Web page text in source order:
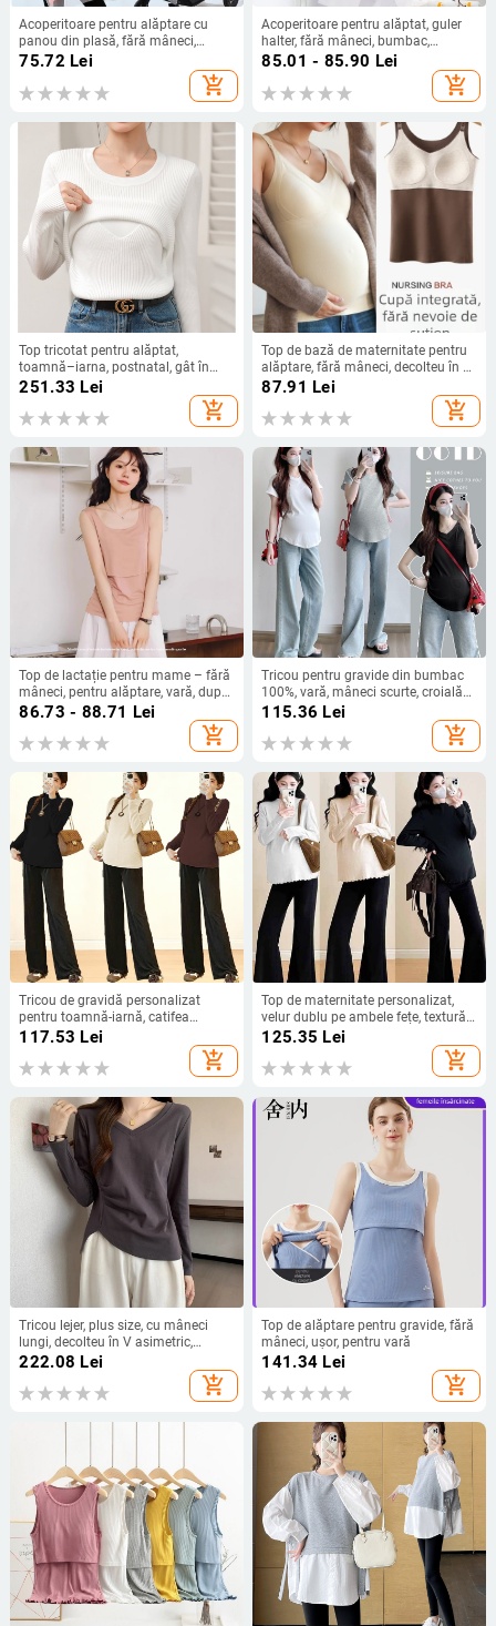
Acoperitoare pentru alăptare cu
panou din plasă, fără mâneci,
poliester, model desen animat
75.72 Lei
add_shopping_cart
Acoperitoare pentru alăptat, guler
halter, fără mâneci, bumbac,
conținut 70–80% bumbac
85.01 - 85.90 Lei
add_shopping_cart
Top tricotat pentru alăptat,
toamnă–iarna, postnatal, gât în
formă de U, plăcut la atingere, strat
de bază pentru siluetă subțire
251.33 Lei
add_shopping_cart
Top de bază de maternitate pentru
alăptare, fără mâneci, decolteu în V,
căptușit cu fleece, poliester cu
87.91 Lei
add_shopping_cart
Top de lactație pentru mame – fără
mâneci, pentru alăptare, vară, după
naștere
86.73 - 88.71 Lei
add_shopping_cart
Tricou pentru gravide din bumbac
100%, vară, mâneci scurte, croială
lejeră, acoperire a burții
115.36 Lei
add_shopping_cart
Tricou de gravidă personalizat
pentru toamnă-iarnă, catifea
Derong dublă față, mărime mare,
croială care subțiază abdomenul
117.53 Lei
add_shopping_cart
Top de maternitate personalizat,
velur dublu pe ambele fețe, textură
ușor zbârcită, croi lejer, acoperire a
125.35 Lei
add_shopping_cart
Tricou lejer, plus size, cu mâneci
lungi, decolteu în V asimetric,
versatil, ca bază pentru toamnă
222.08 Lei
add_shopping_cart
Top de alăptare pentru gravide, fără
mâneci, ușor, pentru vară
141.34 Lei
add_shopping_cart